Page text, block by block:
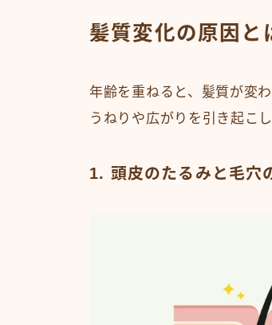
髪質変化の原因と
年齢を重ねると、髪質が変
うねりや広がりを引き起こし
1. 頭皮のたるみと毛穴